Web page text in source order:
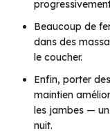
Beaucoup de
dans des
le coucher.
Enfin, porter
maintien
les jambes —
nuit.